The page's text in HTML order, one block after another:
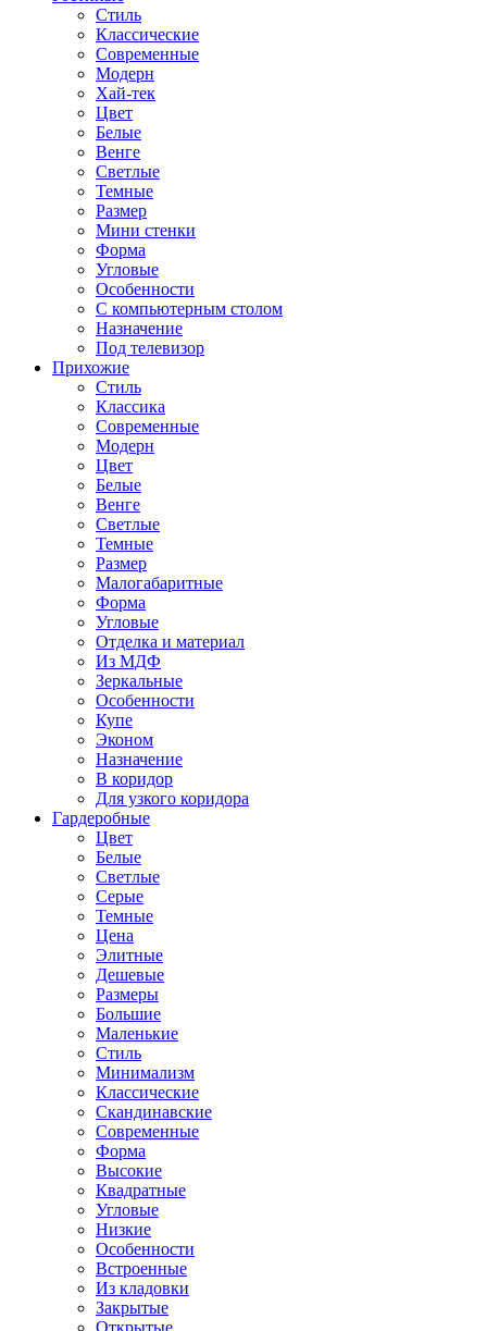
Стиль
Классические
Современные
Модерн
Хай-тек
Цвет
Белые
Венге
Светлые
Темные
Размер
Мини стенки
Форма
Угловые
Особенности
С компьютерным столом
Назначение
Под телевизор
Прихожие
Стиль
Классика
Современные
Модерн
Цвет
Белые
Венге
Светлые
Темные
Размер
Малогабаритные
Форма
Угловые
Отделка и материал
Из МДФ
Зеркальные
Особенности
Купе
Эконом
Назначение
В коридор
Для узкого коридора
Гардеробные
Цвет
Белые
Светлые
Серые
Темные
Цена
Элитные
Дешевые
Размеры
Большие
Маленькие
Стиль
Минимализм
Классические
Скандинавские
Современные
Форма
Высокие
Квадратные
Угловые
Низкие
Особенности
Встроенные
Из кладовки
Закрытые
Открытые